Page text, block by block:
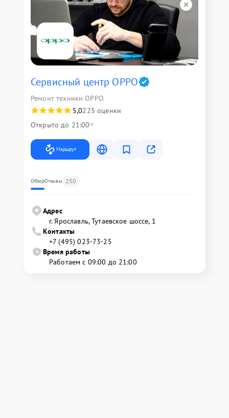
Сервисный центр OPPO
Ремонт техники OPPO
5,0225 оценки
Открыто до 21:00
Маршрут
ОбзорОтзывы 250
Адрес
г. Ярославль, Тутаевское шоссе, 1
Контакты
+7 (495) 023-73-25
Время работы
Работаем с 09:00 до 21:00